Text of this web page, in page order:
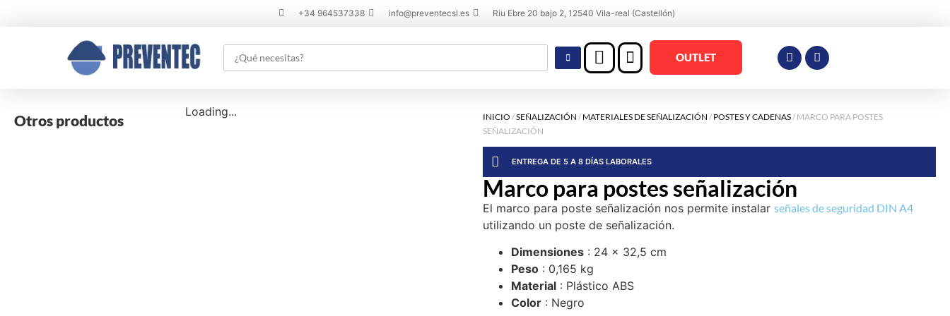
+34 964537338 info@preventecsl.es Riu Ebre 20 bajo 2, 12540 Vila-real (Castellón)
OUTLET
Otros productos Loading... INICIO /SEÑALIZACIÓN /MATERIALES DE SEÑALIZACIÓN /POSTES Y CADENAS/ MARCO PARA POSTES
SEÑALIZACIÓN
ENTREGA DE 5 A 8 DÍAS LABORALES
Marco para postes señalización
El marco para poste señalización nos permite instalar señales de seguridad DIN A4
utilizando un poste de señalización.
Dimensiones: 24 x 32,5 cm
Peso: 0,165 kg
Material: Plástico ABS
Color: Negro